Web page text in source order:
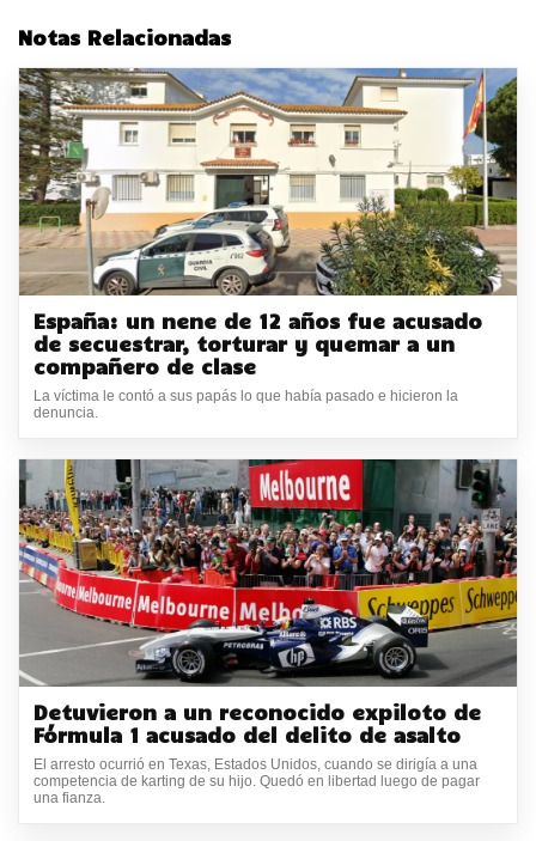
Notas Relacionadas
España: un nene de 12 años fue acusado
de secuestrar, torturar y quemar a un
compañero de clase
La víctima le contó a sus papás lo que había pasado e hicieron la
denuncia.
Detuvieron a un reconocido expiloto de
Fórmula 1 acusado del delito de asalto
El arresto ocurrió en Texas, Estados Unidos, cuando se dirigía a una
competencia de karting de su hijo. Quedó en libertad luego de pagar
una fianza.